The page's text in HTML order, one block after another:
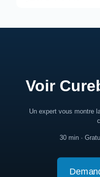
Voir
Un expert vous montre
30 min ·